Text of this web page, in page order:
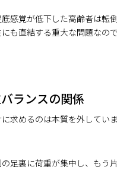
感覚が低下した高齢者は転
も直結する重大な問題なので
ランスの関係
求めるのは本質を外してい
足裏に荷重が集中し、もう